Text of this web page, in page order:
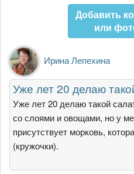
Добавить
или
Ирина Лепехина
Уже лет 20 делаю
Уже лет 20 делаю такой
со слоями и овощами, но у
присутствует морковь,
(кружочки).